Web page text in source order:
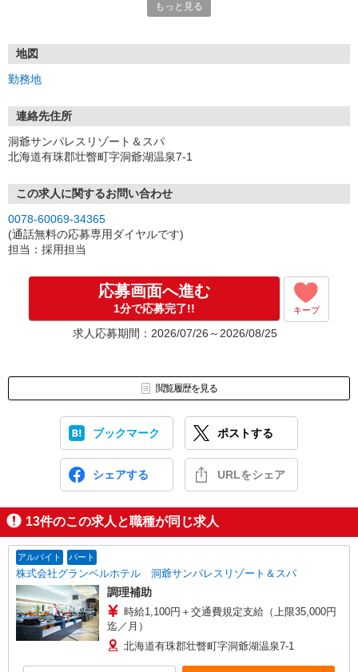
もっと見る
地図
勤務地
連絡先住所
洞爺サンパレスリゾート＆スパ
北海道有珠郡壮瞥町字洞爺湖温泉7-1
この求人に関するお問い合わせ
0078-60069-34365
(通話無料の応募専用ダイヤルです)
担当：採用担当
応募画面へ進む
1分で応募完了!! キープ
求人応募期間：2026/07/26～2026/08/25
閲覧履歴を見る
ブックマーク ポストする
シェアする URLをシェア
13件のこの求人と職種が同じ求人
アルバイト パート
株式会社グランベルホテル 洞爺サンパレスリゾート＆スパ
調理補助
時給1,100円＋交通費規定支給（上限35,000円
迄／月）
北海道有珠郡壮瞥町字洞爺湖温泉7-1